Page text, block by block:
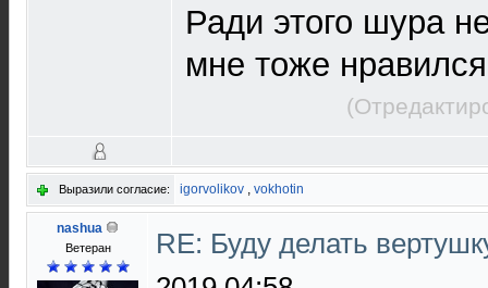
Ради этого шура
мне тоже
Выразили согласие: igorvolikov , vokhotin
nashua
Ветеран
RE: Буду делать